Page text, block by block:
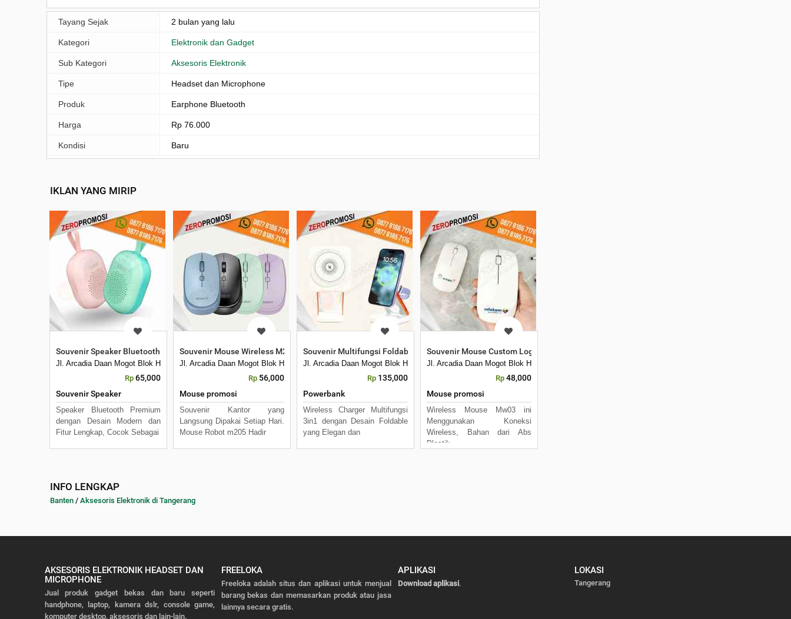
Tayang Sejak 2 bulan yang lalu
Kategori Elektronik dan Gadget
Sub Kategori Aksesoris Elektronik
Tipe Headset dan Microphone
Produk Earphone Bluetooth
Harga Rp 76.000
Kondisi Baru
IKLAN YANG MIRIP
Souvenir Speaker Bluetooth RB20 Cetak Logo
Jl. Arcadia Daan Mogot Blok H7 No 16 Daan Mogot Km 21. Kecamatan Batuceper Kota Tangerang, Banten 15122
Rp 65,000
Souvenir Speaker
Speaker Bluetooth Premium
dengan Desain Modern dan
Fitur Lengkap, Cocok Sebagai
Souvenir Mouse Wireless M205 Cetak Logo Custom
Jl. Arcadia Daan Mogot Blok H7 No 16 Daan Mogot Km 21. Kecamatan Batuceper Kota Tangerang, Banten 15122
Rp 56,000
Mouse promosi
Souvenir Kantor yang
Langsung Dipakai Setiap Hari.
Mouse Robot m205 Hadir
Souvenir Multifungsi Foldable Wireless Charger CHW01 Custom
Jl. Arcadia Daan Mogot Blok H7 No 16 Daan Mogot Km 21. Kecamatan Batuceper Kota Tangerang, Banten 15122
Rp 135,000
Powerbank
Wireless Charger Multifungsi
3in1 dengan Desain Foldable
yang Elegan dan
Souvenir Mouse Custom Logo
Jl. Arcadia Daan Mogot Blok H7 No 16 Daan Mogot Km 21. Kecamatan Batuceper Kota Tangerang,
Rp 48,000
Mouse promosi
Wireless Mouse Mw03 ini
Menggunakan Koneksi
Wireless, Bahan dari Abs
Plastik
INFO LENGKAP
Banten / Aksesoris Elektronik di Tangerang
AKSESORIS ELEKTRONIK HEADSET DAN
MICROPHONE
Jual produk gadget bekas dan baru seperti
handphone, laptop, kamera dslr, console game,
komputer desktop, aksesoris dan lain-lain.
FREELOKA
Freeloka adalah situs dan aplikasi untuk menjual
barang bekas dan memasarkan produk atau jasa
lainnya secara gratis.
APLIKASI
Download aplikasi.
LOKASI
Tangerang